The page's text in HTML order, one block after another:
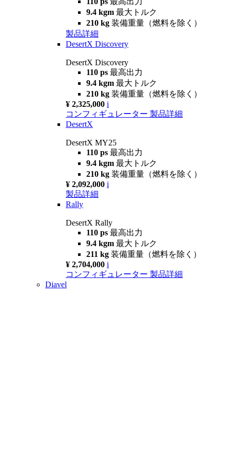
9.4 kgm 最大トルク
210 kg 装備重量（燃料を除く）
製品詳細
DesertX Discovery
DesertX Discovery
110 ps 最高出力
9.4 kgm 最大トルク
210 kg 装備重量（燃料を除く）
¥ 2,325,000 i
コンフィギュレーター 製品詳細
DesertX
DesertX MY25
110 ps 最高出力
9.4 kgm 最大トルク
210 kg 装備重量（燃料を除く）
¥ 2,092,000 i
製品詳細
Rally
DesertX Rally
110 ps 最高出力
9.4 kgm 最大トルク
211 kg 装備重量（燃料を除く）
¥ 2,704,000 i
コンフィギュレーター 製品詳細
Diavel